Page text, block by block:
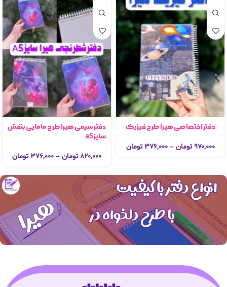
دفتر اختصاصی هیرا طرح فیزیک
۹۷۰,۰۰۰ تومان – ۳۷۶,۰۰۰ تومان
دفتر سیمی هیرا طرح مامایی بنفش
سایز a5
۸۲۰,۰۰۰ تومان – ۳۷۶,۰۰۰ تومان